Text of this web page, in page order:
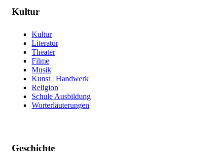
Kultur
Kultur
Literatur
Theater
Filme
Musik
Kunst | Handwerk
Religion
Schule Ausbildung
Worterläuterungen
Geschichte